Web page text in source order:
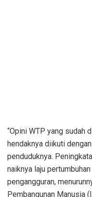
“Opini WTP yang sudah
hendaknya diikuti
penduduknya.
naiknya laju
pengangguran,
Pembangunan Manusia